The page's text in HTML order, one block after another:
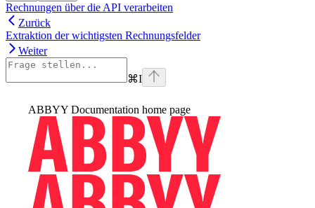
Rechnungen über die API verarbeiten
Zurück
Extraktion der wichtigsten Rechnungsfelder
Weiter
⌘I
ABBYY Documentation home page